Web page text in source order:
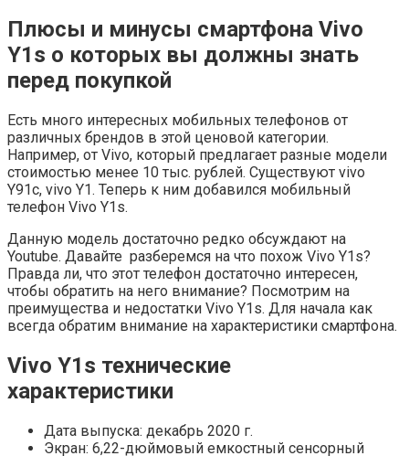
Плюсы и минусы смартфона Vivo
Y1s о которых вы должны знать
перед покупкой
Есть много интересных мобильных телефонов от
различных брендов в этой ценовой категории.
Например, от Vivo, который предлагает разные модели
стоимостью менее 10 тыс. рублей. Существуют vivo
Y91c, vivo Y1. Теперь к ним добавился мобильный
телефон Vivo Y1s.
Данную модель достаточно редко обсуждают на
Youtube. Давайте разберемся на что похож Vivo Y1s?
Правда ли, что этот телефон достаточно интересен,
чтобы обратить на него внимание? Посмотрим на
преимущества и недостатки Vivo Y1s. Для начала как
всегда обратим внимание на характеристики смартфона.
Vivo Y1s технические
характеристики
Дата выпуска: декабрь 2020 г.
Экран: 6,22-дюймовый емкостный сенсорный